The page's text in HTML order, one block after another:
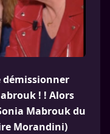
démissionner
! ! Alors
Mabrouk du
Morandini)